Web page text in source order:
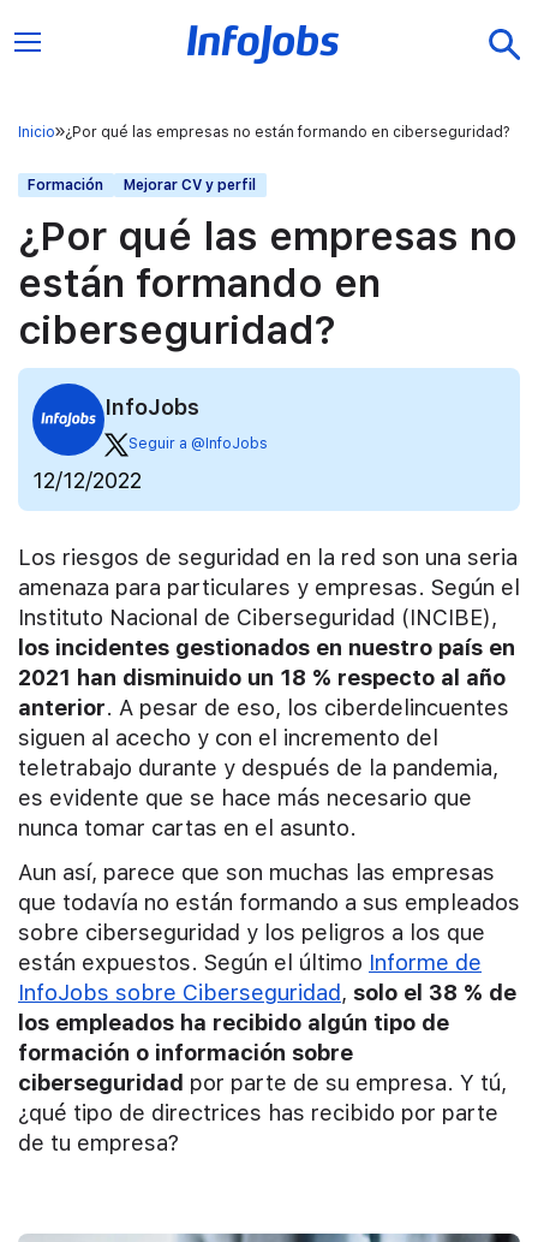
Inicio ¿Por qué las empresas no están formando en ciberseguridad?
Formación Mejorar CV y perfil
¿Por qué las empresas no
están formando en
ciberseguridad?
InfoJobs
Seguir a @InfoJobs
12/12/2022
Los riesgos de seguridad en la red son una seria
amenaza para particulares y empresas. Según el
Instituto Nacional de Ciberseguridad (INCIBE),
los incidentes gestionados en nuestro país en
2021 han disminuido un 18 % respecto al año
anterior. A pesar de eso, los ciberdelincuentes
siguen al acecho y con el incremento del
teletrabajo durante y después de la pandemia,
es evidente que se hace más necesario que
nunca tomar cartas en el asunto.
Aun así, parece que son muchas las empresas
que todavía no están formando a sus empleados
sobre ciberseguridad y los peligros a los que
están expuestos. Según el último Informe de
InfoJobs sobre Ciberseguridad, solo el 38 % de
los empleados ha recibido algún tipo de
formación o información sobre
ciberseguridad por parte de su empresa. Y tú,
¿qué tipo de directrices has recibido por parte
de tu empresa?